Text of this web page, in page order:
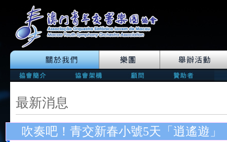
最新消息
吹奏吧！青交新春小號5天「逍遙遊」